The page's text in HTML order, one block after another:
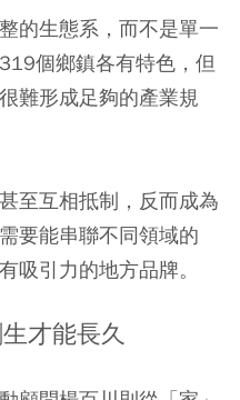
的生態系，而不是單一
個鄉鎮各有特色，但
難形成足夠的產業規
至互相抵制，反而成為
要能串聯不同領域的
吸引力的地方品牌。
才能長久